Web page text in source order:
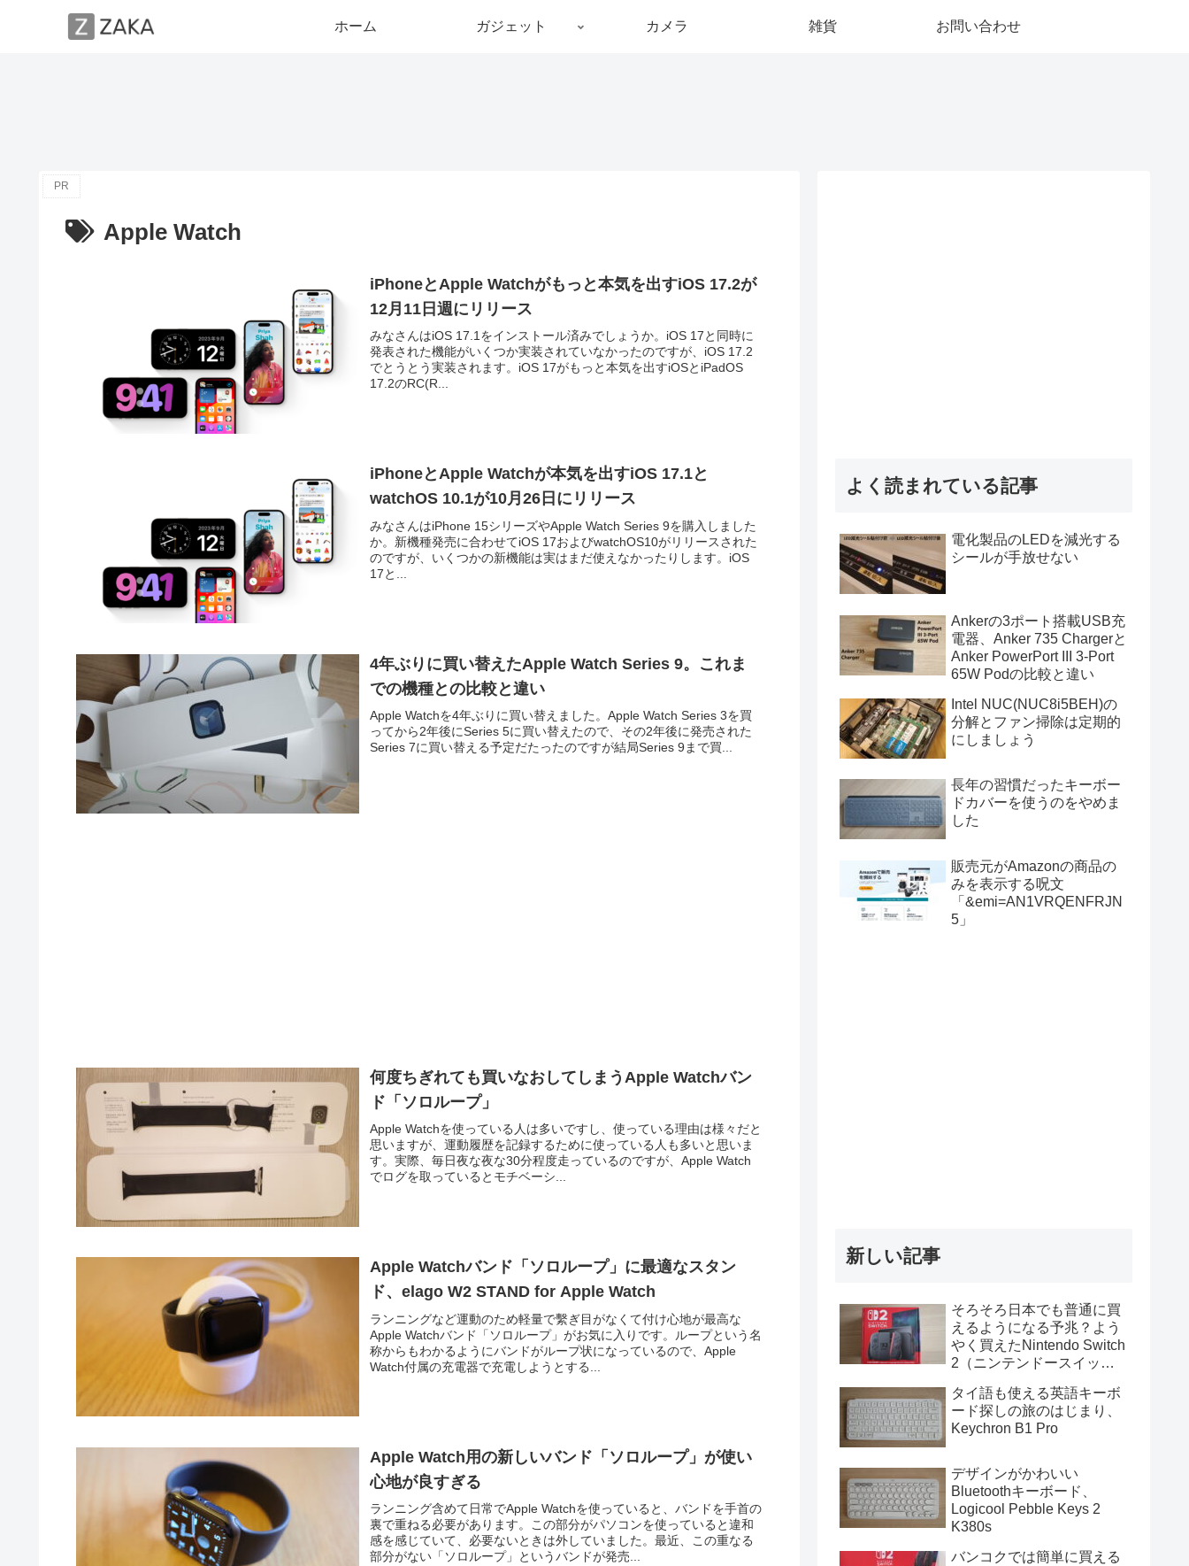
ホーム ガジェット カメラ 雑貨 お問い合わせ
PR
Apple Watch
iPhoneとApple Watchがもっと本気を出すiOS 17.2が
12月11日週にリリース
みなさんはiOS 17.1をインストール済みでしょうか。iOS 17と同時に
発表された機能がいくつか実装されていなかったのですが、iOS 17.2
でとうとう実装されます。iOS 17がもっと本気を出すiOSとiPadOS
17.2のRC(R...
iPhoneとApple Watchが本気を出すiOS 17.1と
watchOS 10.1が10月26日にリリース
みなさんはiPhone 15シリーズやApple Watch Series 9を購入しました
か。新機種発売に合わせてiOS 17およびwatchOS10がリリースされた
のですが、いくつかの新機能は実はまだ使えなかったりします。iOS
17と...
4年ぶりに買い替えたApple Watch Series 9。これま
での機種との比較と違い
Apple Watchを4年ぶりに買い替えました。Apple Watch Series 3を買
ってから2年後にSeries 5に買い替えたので、その2年後に発売された
Series 7に買い替える予定だたったのですが結局Series 9まで買...
何度ちぎれても買いなおしてしまうApple Watchバン
ド「ソロループ」
Apple Watchを使っている人は多いですし、使っている理由は様々だと
思いますが、運動履歴を記録するために使っている人も多いと思いま
す。実際、毎日夜な夜な30分程度走っているのですが、Apple Watch
でログを取っているとモチベーシ...
Apple Watchバンド「ソロループ」に最適なスタン
ド、elago W2 STAND for Apple Watch
ランニングなど運動のため軽量で繫ぎ目がなくて付け心地が最高な
Apple Watchバンド「ソロループ」がお気に入りです。ループという名
称からもわかるようにバンドがループ状になっているので、Apple
Watch付属の充電器で充電しようとする...
Apple Watch用の新しいバンド「ソロループ」が使い
心地が良すぎる
ランニング含めて日常でApple Watchを使っていると、バンドを手首の
裏で重ねる必要があります。この部分がパソコンを使っていると違和
感を感じていて、必要ないときは外していました。最近、この重なる
部分がない「ソロループ」というバンドが発売...
よく読まれている記事
電化製品のLEDを減光する
シールが手放せない
Ankerの3ポート搭載USB充
電器、Anker 735 Chargerと
Anker PowerPort III 3-Port
65W Podの比較と違い
Intel NUC(NUC8i5BEH)の
分解とファン掃除は定期的
にしましょう
長年の習慣だったキーボー
ドカバーを使うのをやめま
した
販売元がAmazonの商品の
みを表示する呪文
「&emi=AN1VRQENFRJN
5」
新しい記事
そろそろ日本でも普通に買
えるようになる予兆？よう
やく買えたNintendo Switch
2（ニンテンドースイッチ
タイ語も使える英語キーボ
ード探しの旅のはじまり、
Keychron B1 Pro
デザインがかわいい
Bluetoothキーボード、
Logicool Pebble Keys 2
K380s
バンコクでは簡単に買える